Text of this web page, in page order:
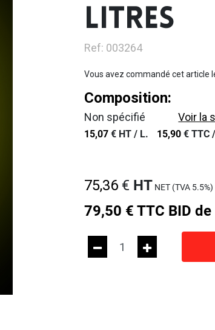
LITRES
Ref: 003264
Vous avez commandé cet article
Composition:
Non spécifié Voir la
15,07 € HT / L. 15,90 € TTC /
75,36 € HT NET (TVA 5.5%)
79,50 € TTC BID